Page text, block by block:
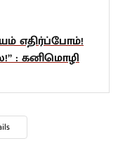
எதிர்ப்போம்!
: கனிமொழி